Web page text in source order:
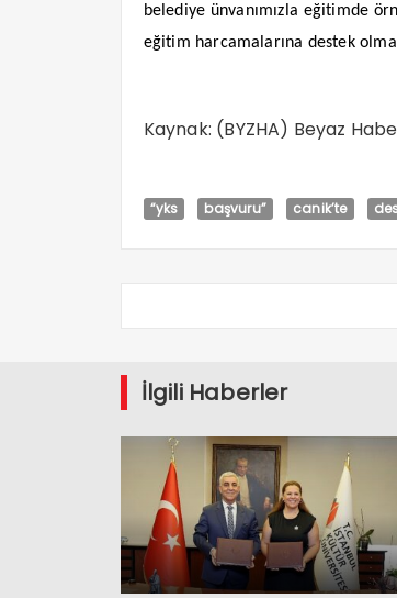
belediye ünvanımızla eğitimde
eğitim harcamalarına destek
Kaynak: (BYZHA) Beyaz
“yks başvuru” canik’te
İlgili Haberler